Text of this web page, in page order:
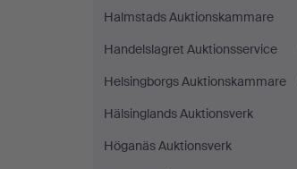
Halmstads Auktionskammare
Handelslagret Auktionsservice
Helsingborgs Auktionskammare
Hälsinglands Auktionsverk
Höganäs Auktionsverk